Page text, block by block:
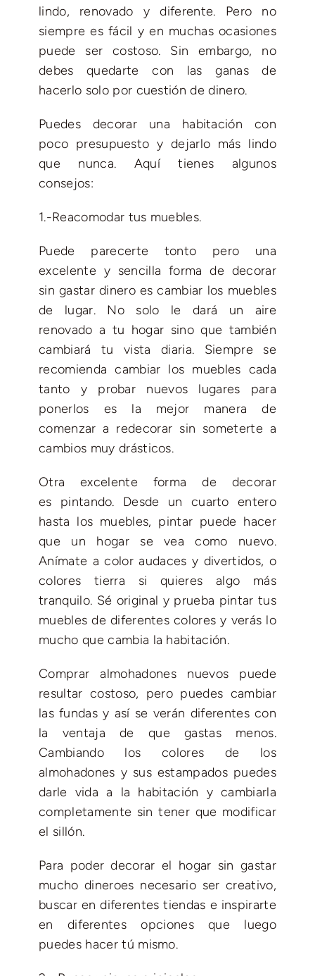
lindo, renovado y diferente. Pero no
siempre es fácil y en muchas ocasiones
puede ser costoso. Sin embargo, no
debes quedarte con las ganas de
hacerlo solo por cuestión de dinero.
Puedes decorar una habitación con
poco presupuesto y dejarlo más lindo
que nunca. Aquí tienes algunos
consejos:
1.-Reacomodar tus muebles.
Puede parecerte tonto pero una
excelente y sencilla forma de decorar
sin gastar dinero es cambiar los muebles
de lugar. No solo le dará un aire
renovado a tu hogar sino que también
cambiará tu vista diaria. Siempre se
recomienda cambiar los muebles cada
tanto y probar nuevos lugares para
ponerlos es la mejor manera de
comenzar a redecorar sin someterte a
cambios muy drásticos.
Otra excelente forma de decorar
es pintando. Desde un cuarto entero
hasta los muebles, pintar puede hacer
que un hogar se vea como nuevo.
Anímate a color audaces y divertidos, o
colores tierra si quieres algo más
tranquilo. Sé original y prueba pintar tus
muebles de diferentes colores y verás lo
mucho que cambia la habitación.
Comprar almohadones nuevos puede
resultar costoso, pero puedes cambiar
las fundas y así se verán diferentes con
la ventaja de que gastas menos.
Cambiando los colores de los
almohadones y sus estampados puedes
darle vida a la habitación y cambiarla
completamente sin tener que modificar
el sillón.
Para poder decorar el hogar sin gastar
mucho dineroes necesario ser creativo,
buscar en diferentes tiendas e inspirarte
en diferentes opciones que luego
puedes hacer tú mismo.